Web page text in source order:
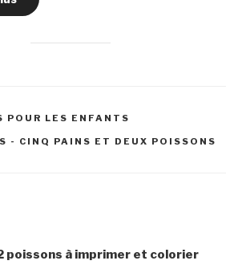
POUR LES ENFANTS
- CINQ PAINS ET DEUX POISSONS
poissons à imprimer et colorier